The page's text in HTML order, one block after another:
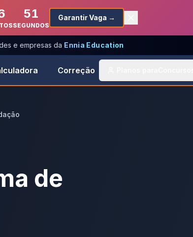
51
SEGUNDOS
Garantir Vaga →
e empresas da Ennia Education
Correção
de